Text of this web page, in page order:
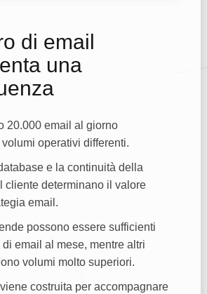
di email
una
20.000 email al giorno
operativi differenti.
e la continuità della
cliente determinano il valore
email.
possono essere sufficienti
email al mese, mentre altri
volumi molto superiori.
costruita per accompagnare